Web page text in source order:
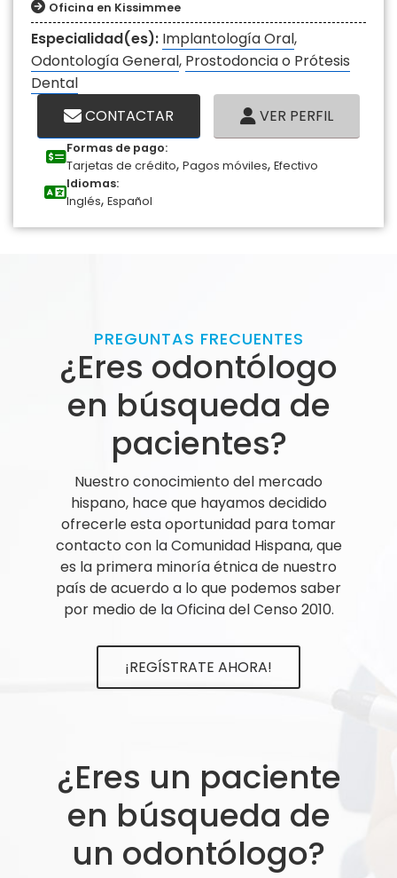
Oficina en Kissimmee
Especialidad(es): Implantología Oral,
Odontología General, Prostodoncia o Prótesis
Dental
CONTACTAR
VER PERFIL
Formas de pago:
Tarjetas de crédito, Pagos móviles, Efectivo
Idiomas:
Inglés, Español
PREGUNTAS FRECUENTES
¿Eres odontólogo
en búsqueda de
pacientes?
Nuestro conocimiento del mercado
hispano, hace que hayamos decidido
ofrecerle esta oportunidad para tomar
contacto con la Comunidad Hispana, que
es la primera minoría étnica de nuestro
país de acuerdo a lo que podemos saber
por medio de la Oficina del Censo 2010.
¡REGÍSTRATE AHORA!
¿Eres un paciente
en búsqueda de
un odontólogo?